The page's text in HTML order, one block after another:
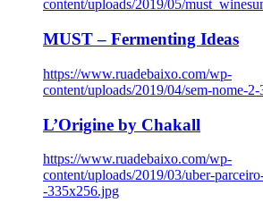
content/uploads/2019/05/
MUST – Fermenting Ideas
https://www.ruadebaixo.com/wp-
content/uploads/2019/04/sem-nome-
L’Origine by Chakall
https://www.ruadebaixo.com/wp-
content/uploads/2019/03/uber-
-335x256.jpg